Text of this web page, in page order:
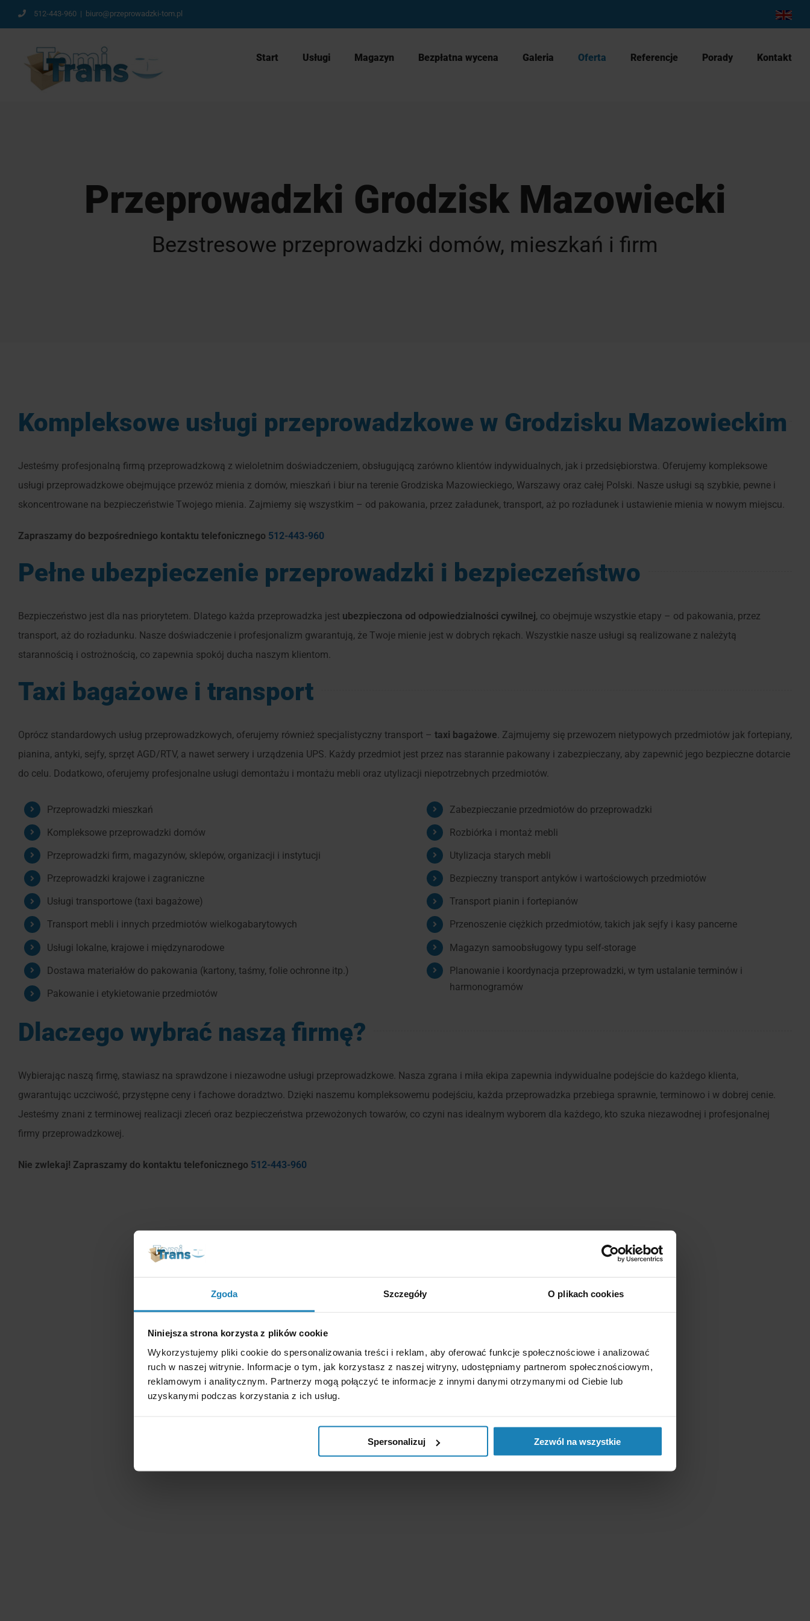
Zgoda Szczegóły O plikach cookies
Niniejsza strona korzysta z plików cookie
Wykorzystujemy pliki cookie do spersonalizowania treści i reklam, aby oferować funkcje społecznościowe i analizować
ruch w naszej witrynie. Informacje o tym, jak korzystasz z naszej witryny, udostępniamy partnerom społecznościowym,
reklamowym i analitycznym. Partnerzy mogą połączyć te informacje z innymi danymi otrzymanymi od Ciebie lub
uzyskanymi podczas korzystania z ich usług.
Spersonalizuj Zezwól na wszystkie
Przejdź
do
zawartości
512-443-960 | biuro@przeprowadzki-tom.pl English
Start Usługi Magazyn Bezpłatna wycena Galeria Oferta Referencje Porady Kontakt
Przeprowadzki Grodzisk Mazowiecki
Bezstresowe przeprowadzki domów, mieszkań i firm
Kompleksowe usługi przeprowadzkowe w Grodzisku Mazowieckim
Jesteśmy profesjonalną firmą przeprowadzkową z wieloletnim doświadczeniem, obsługującą zarówno klientów indywidualnych, jak i przedsiębiorstwa. Oferujemy kompleksowe
usługi przeprowadzkowe obejmujące przewóz mienia z domów, mieszkań i biur na terenie Grodziska Mazowieckiego, Warszawy oraz całej Polski. Nasze usługi są szybkie, pewne i
skoncentrowane na bezpieczeństwie Twojego mienia. Zajmiemy się wszystkim – od pakowania, przez załadunek, transport, aż po rozładunek i ustawienie mienia w nowym miejscu.
Zapraszamy do bezpośredniego kontaktu telefonicznego 512-443-960
Pełne ubezpieczenie przeprowadzki i bezpieczeństwo
Bezpieczeństwo jest dla nas priorytetem. Dlatego każda przeprowadzka jest ubezpieczona od odpowiedzialności cywilnej, co obejmuje wszystkie etapy – od pakowania, przez
transport, aż do rozładunku. Nasze doświadczenie i profesjonalizm gwarantują, że Twoje mienie jest w dobrych rękach. Wszystkie nasze usługi są realizowane z należytą
starannością i ostrożnością, co zapewnia spokój ducha naszym klientom.
Taxi bagażowe i transport
Oprócz standardowych usług przeprowadzkowych, oferujemy również specjalistyczny transport – taxi bagażowe . Zajmujemy się przewozem nietypowych przedmiotów jak fortepiany,
pianina, antyki, sejfy, sprzęt AGD/RTV, a nawet serwery i urządzenia UPS. Każdy przedmiot jest przez nas starannie pakowany i zabezpieczany, aby zapewnić jego bezpieczne dotarcie
do celu. Dodatkowo, oferujemy profesjonalne usługi demontażu i montażu mebli oraz utylizacji niepotrzebnych przedmiotów.
Przeprowadzki mieszkań
Kompleksowe przeprowadzki domów
Przeprowadzki firm, magazynów, sklepów, organizacji i instytucji
Przeprowadzki krajowe i zagraniczne
Usługi transportowe (taxi bagażowe)
Transport mebli i innych przedmiotów wielkogabarytowych
Usługi lokalne, krajowe i międzynarodowe
Dostawa materiałów do pakowania (kartony, taśmy, folie ochronne itp.)
Pakowanie i etykietowanie przedmiotów
Zabezpieczanie przedmiotów do przeprowadzki
Rozbiórka i montaż mebli
Utylizacja starych mebli
Bezpieczny transport antyków i wartościowych przedmiotów
Transport pianin i fortepianów
Przenoszenie ciężkich przedmiotów, takich jak sejfy i kasy pancerne
Magazyn samoobsługowy typu self-storage
Planowanie i koordynacja przeprowadzki, w tym ustalanie terminów i
harmonogramów
Dlaczego wybrać naszą firmę?
Wybierając naszą firmę, stawiasz na sprawdzone i niezawodne usługi przeprowadzkowe. Nasza zgrana i miła ekipa zapewnia indywidualne podejście do każdego klienta,
gwarantując uczciwość, przystępne ceny i fachowe doradztwo. Dzięki naszemu kompleksowemu podejściu, każda przeprowadzka przebiega sprawnie, terminowo i w dobrej cenie.
Jesteśmy znani z terminowej realizacji zleceń oraz bezpieczeństwa przewożonych towarów, co czyni nas idealnym wyborem dla każdego, kto szuka niezawodnej i profesjonalnej
firmy przeprowadzkowej.
Nie zwlekaj! Zapraszamy do kontaktu telefonicznego 512-443-960